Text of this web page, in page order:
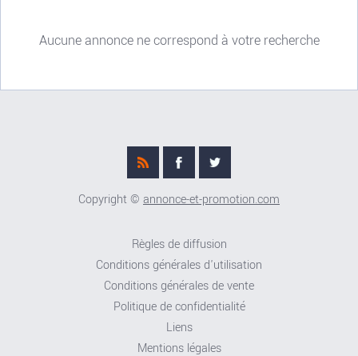
Aucune annonce ne correspond à votre recherche
Copyright © annonce-et-promotion.com
Règles de diffusion
Conditions générales d'utilisation
Conditions générales de vente
Politique de confidentialité
Liens
Mentions légales